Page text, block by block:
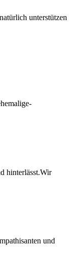
unterstützen
hinterlässt.Wir
und